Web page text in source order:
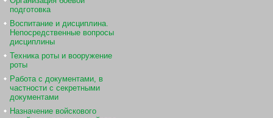
подготовка
Воспитание и дисциплина.
Непосредственные вопросы
дисциплины
Техника роты и вооружение
роты
Работа с документами, в
частности с секретными
документами
Назначение войскового